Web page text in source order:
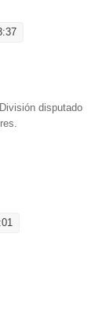
disputado